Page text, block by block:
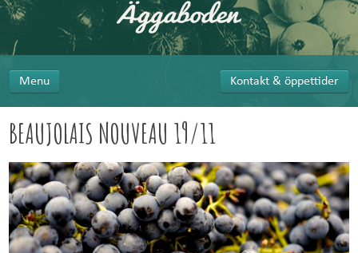
Menu Kontakt & öppettider
BEAUJOLAIS NOUVEAU 19/11